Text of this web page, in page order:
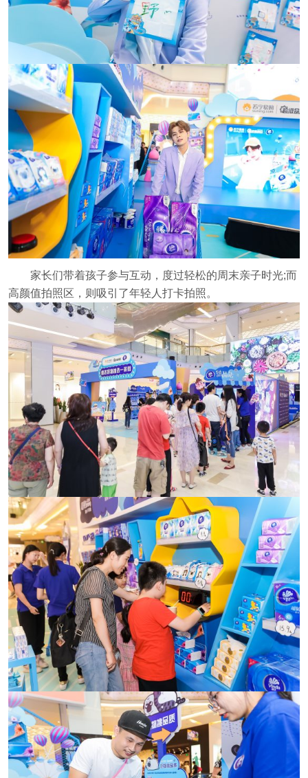
家长们带着孩子参与互动，度过轻松的周末亲子时光;而
高颜值拍照区，则吸引了年轻人打卡拍照。